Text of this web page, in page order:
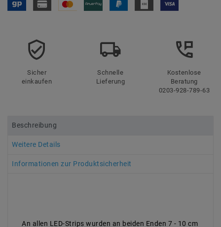
Sicher
einkaufen
Schnelle
Lieferung
Kostenlose
Beratung
0203-928-789-63
Beschreibung
Weitere Details
Informationen zur Produktsicherheit
An allen LED-Strips wurden an beiden Enden 7 - 10 cm